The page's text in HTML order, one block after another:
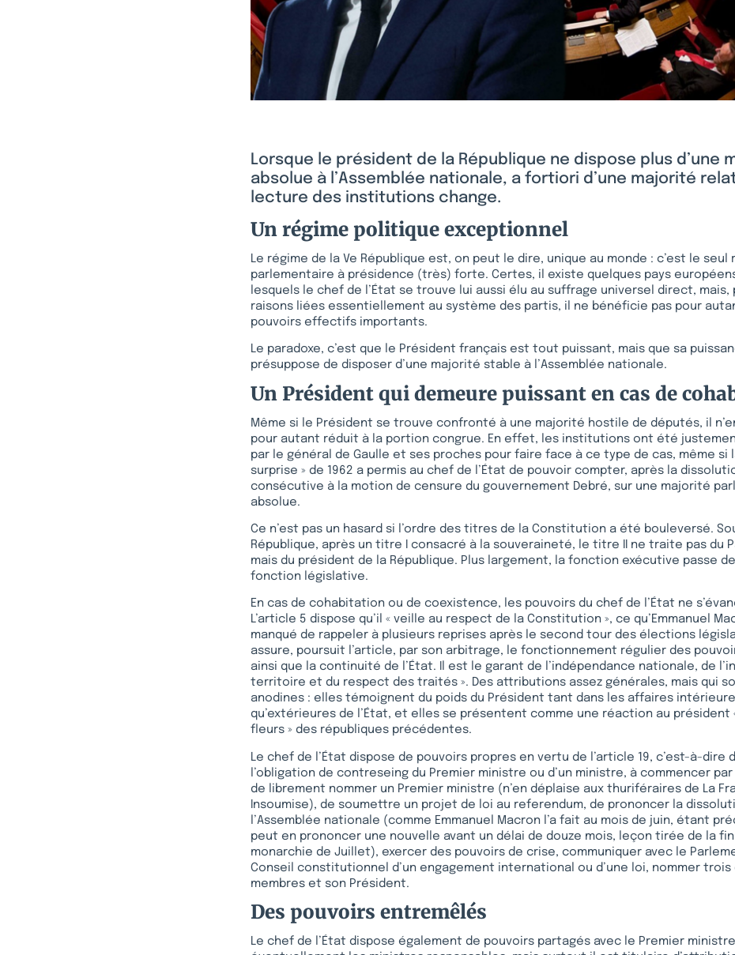
Lorsque le président de la République ne dispose plus d’une
absolue à l’Assemblée nationale, a fortiori d’une majorité
lecture des institutions change.
Un régime politique exceptionnel
Le régime de la Ve République est, on peut le dire, unique au monde : c’est le seul
parlementaire à présidence (très) forte. Certes, il existe quelques pays
lesquels le chef de l’État se trouve lui aussi élu au suffrage universel direct, mais,
raisons liées essentiellement au système des partis, il ne bénéficie pas pour
pouvoirs effectifs importants.
Le paradoxe, c’est que le Président français est tout puissant, mais que sa
présuppose de disposer d’une majorité stable à l’Assemblée nationale.
Un Président qui demeure puissant en cas de
Même si le Président se trouve confronté à une majorité hostile de députés, il
pour autant réduit à la portion congrue. En effet, les institutions ont été
par le général de Gaulle et ses proches pour faire face à ce type de cas, même si
surprise » de 1962 a permis au chef de l’État de pouvoir compter, après la
consécutive à la motion de censure du gouvernement Debré, sur une majorité
absolue.
Ce n’est pas un hasard si l’ordre des titres de la Constitution a été bouleversé.
République, après un titre I consacré à la souveraineté, le titre II ne traite pas du
mais du président de la République. Plus largement, la fonction exécutive passe
fonction législative.
En cas de cohabitation ou de coexistence, les pouvoirs du chef de l’État ne
L’article 5 dispose qu’il « veille au respect de la Constitution », ce qu’Emmanuel
manqué de rappeler à plusieurs reprises après le second tour des élections
assure, poursuit l’article, par son arbitrage, le fonctionnement régulier des
ainsi que la continuité de l’État. Il est le garant de l’indépendance nationale, de
territoire et du respect des traités ». Des attributions assez générales, mais qui
anodines : elles témoignent du poids du Président tant dans les affaires
qu’extérieures de l’État, et elles se présentent comme une réaction au président
fleurs » des républiques précédentes.
Le chef de l’État dispose de pouvoirs propres en vertu de l’article 19, c’est-à-dire
l’obligation de contreseing du Premier ministre ou d’un ministre, à commencer
de librement nommer un Premier ministre (n’en déplaise aux thuriféraires de La
Insoumise), de soumettre un projet de loi au referendum, de prononcer la
l’Assemblée nationale (comme Emmanuel Macron l’a fait au mois de juin, étant
peut en prononcer une nouvelle avant un délai de douze mois, leçon tirée de la
monarchie de Juillet), exercer des pouvoirs de crise, communiquer avec le
Conseil constitutionnel d’un engagement international ou d’une loi, nommer trois
membres et son Président.
Des pouvoirs entremêlés
Le chef de l’État dispose également de pouvoirs partagés avec le Premier